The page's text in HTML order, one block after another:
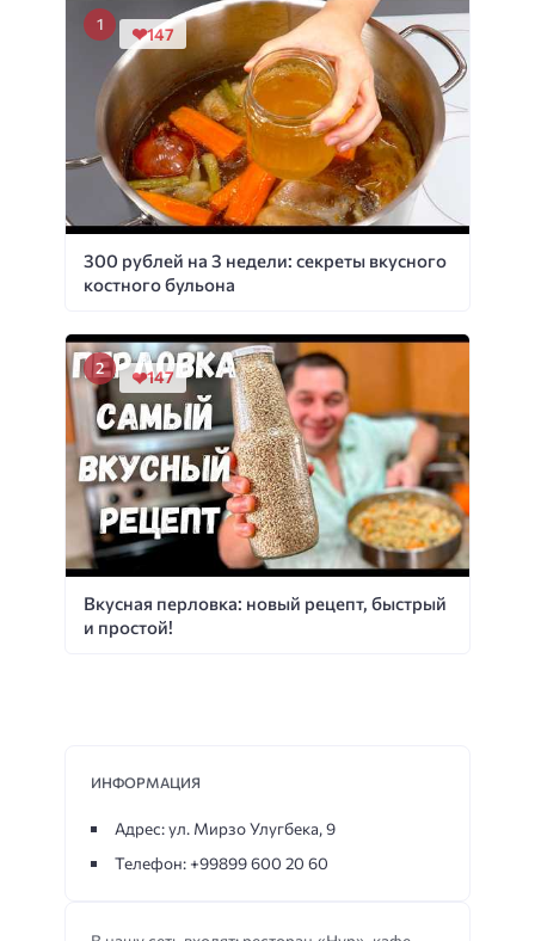
300 рублей на 3 недели: секреты вкусного
костного бульона
147
Вкусная перловка: новый рецепт, быстрый
и простой!
147
ИНФОРМАЦИЯ
Адрес: ул. Мирзо Улугбека, 9
Телефон: +99899 600 20 60